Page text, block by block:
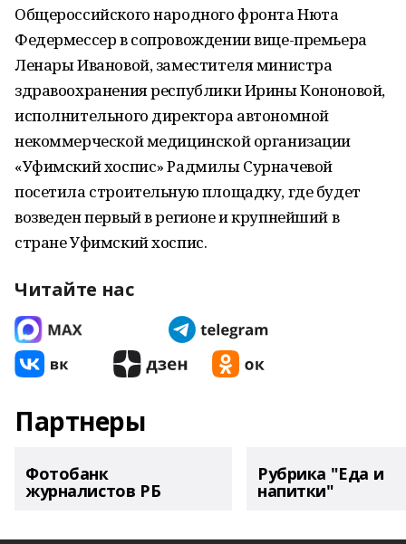
Общероссийского народного фронта Нюта
Федермессер в сопровождении вице-премьера
Ленары Ивановой, заместителя министра
здравоохранения республики Ирины Кононовой,
исполнительного директора автономной
некоммерческой медицинской организации
«Уфимский хоспис» Радмилы Сурначевой
посетила строительную площадку, где будет
возведен первый в регионе и крупнейший в
стране Уфимский хоспис.
Читайте нас
Партнеры
Фотобанк
журналистов РБ
Рубрика "Еда и
напитки"